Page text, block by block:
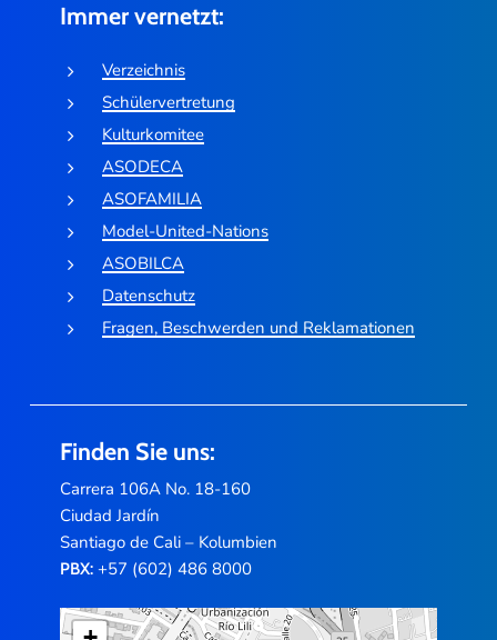
Immer vernetzt:
Verzeichnis
Schülervertretung
Kulturkomitee
ASODECA
ASOFAMILIA
Model-United-Nations
ASOBILCA
Datenschutz
Fragen, Beschwerden und Reklamationen
Finden Sie uns:
Carrera 106A No. 18-160
Ciudad Jardín
Santiago de Cali – Kolumbien
PBX:+57 (602) 486 8000